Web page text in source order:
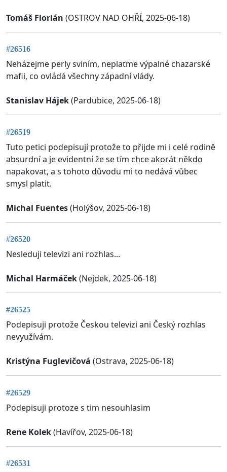
Tomáš Florián (OSTROV NAD OHŘÍ, 2025-06-18)
#26516
Neházejme perly sviním, neplaťme výpalné chazarské
mafii, co ovládá všechny západní vlády.
Stanislav Hájek(Pardubice, 2025-06-18)
#26519
Tuto petici podepisují protože to přijde mi i celé rodině
absurdní a je evidentní že se tím chce akorát někdo
napakovat, a s tohoto důvodu mi to nedává vůbec
smysl platit.
Michal Fuentes(Holýšov, 2025-06-18)
#26520
Nesleduji televizi ani rozhlas...
Michal Harmáček(Nejdek, 2025-06-18)
#26525
Podepisuji protože Českou televizi ani Český rozhlas
nevyužívám.
Kristýna Fuglevičová (Ostrava, 2025-06-18)
#26529
Podepisuji protoze s tim nesouhlasim
Rene Kolek(Havířov, 2025-06-18)
#26531